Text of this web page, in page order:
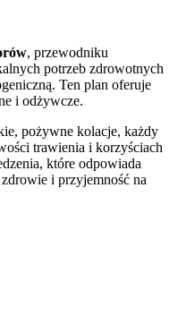
, przewodniku
potrzeb zdrowotnych
Ten plan oferuje
i odżywcze.
pożywne kolacje, każdy
trawienia i korzyściach
które odpowiada
i przyjemność na